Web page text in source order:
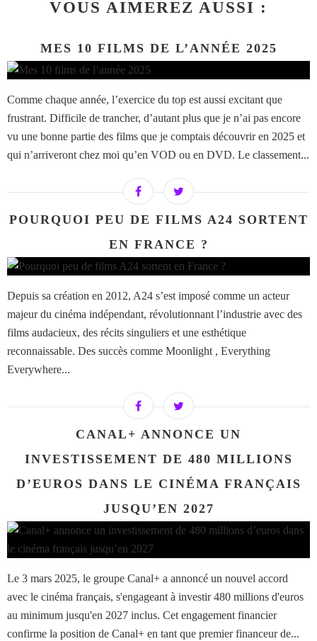
VOUS AIMEREZ AUSSI :
MES 10 FILMS DE L’ANNÉE 2025
Comme chaque année, l’exercice du top est aussi excitant que
frustrant. Difficile de trancher, d’autant plus que je n’ai pas encore
vu une bonne partie des films que je comptais découvrir en 2025 et
qui n’arriveront chez moi qu’en VOD ou en DVD. Le classement...
POURQUOI PEU DE FILMS A24 SORTENT
EN FRANCE ?
Depuis sa création en 2012, A24 s’est imposé comme un acteur
majeur du cinéma indépendant, révolutionnant l’industrie avec des
films audacieux, des récits singuliers et une esthétique
reconnaissable. Des succès comme Moonlight , Everything
Everywhere...
CANAL+ ANNONCE UN
INVESTISSEMENT DE 480 MILLIONS
D’EUROS DANS LE CINÉMA FRANÇAIS
JUSQU’EN 2027
Le 3 mars 2025, le groupe Canal+ a annoncé un nouvel accord
avec le cinéma français, s'engageant à investir 480 millions d'euros
au minimum jusqu'en 2027 inclus. Cet engagement financier
confirme la position de Canal+ en tant que premier financeur de...